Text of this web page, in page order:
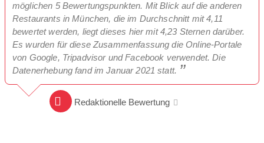
möglichen 5 Bewertungspunkten. Mit Blick auf die anderen
Restaurants in München, die im Durchschnitt mit 4,11
bewertet werden, liegt dieses hier mit 4,23 Sternen darüber.
Es wurden für diese Zusammenfassung die Online-Portale
von Google, Tripadvisor und Facebook verwendet. Die
Datenerhebung fand im Januar 2021 statt.
Redaktionelle Bewertung